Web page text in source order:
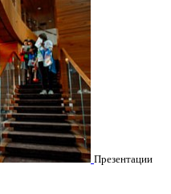
Презентации